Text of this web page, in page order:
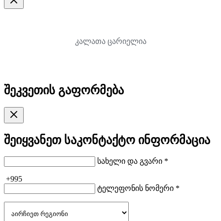
კალათა ცარიელია
შეკვეთის გაფორმება
შეიყვანეთ საკონტაქტო ინფორმაცია
სახელი და გვარი *
+995
ტელეფონის ნომერი *